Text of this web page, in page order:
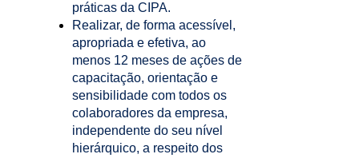
práticas da CIPA.
Realizar, de forma acessível,
apropriada e efetiva, ao
menos 12 meses de ações de
capacitação, orientação e
sensibilidade com todos os
colaboradores da empresa,
independente do seu nível
hierárquico, a respeito dos